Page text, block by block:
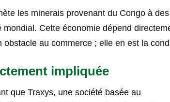
les minerais provenant du Congo à
Cette économie dépend
au commerce ; elle en est la
impliquée
que Traxys, une société basée au